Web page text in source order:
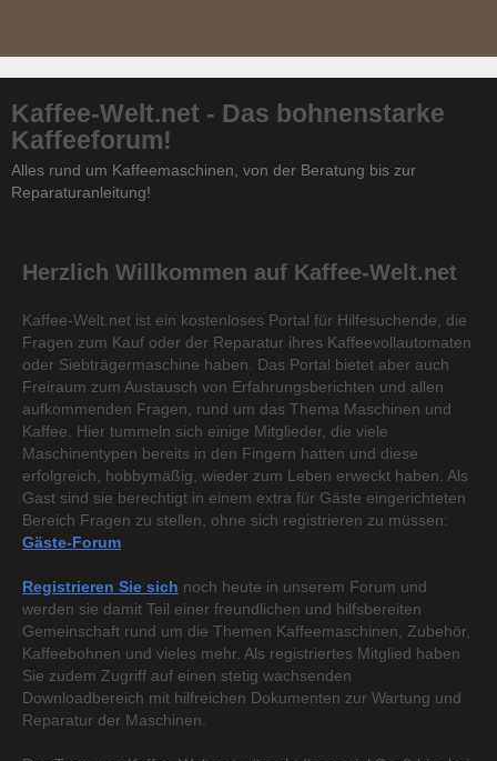
Kaffee-Welt.net - Das bohnenstarke
Kaffeeforum!
Alles rund um Kaffeemaschinen, von der Beratung bis zur
Reparaturanleitung!
Herzlich Willkommen auf Kaffee-Welt.net
Kaffee-Welt.net ist ein kostenloses Portal für Hilfesuchende, die
Fragen zum Kauf oder der Reparatur ihres Kaffeevollautomaten
oder Siebträgermaschine haben. Das Portal bietet aber auch
Freiraum zum Austausch von Erfahrungsberichten und allen
aufkommenden Fragen, rund um das Thema Maschinen und
Kaffee. Hier tummeln sich einige Mitglieder, die viele
Maschinentypen bereits in den Fingern hatten und diese
erfolgreich, hobbymäßig, wieder zum Leben erweckt haben. Als
Gast sind sie berechtigt in einem extra für Gäste eingerichteten
Bereich Fragen zu stellen, ohne sich registrieren zu müssen:
Gäste-Forum
Registrieren Sie sich noch heute in unserem Forum und
werden sie damit Teil einer freundlichen und hilfsbereiten
Gemeinschaft rund um die Themen Kaffeemaschinen, Zubehör,
Kaffeebohnen und vieles mehr. Als registriertes Mitglied haben
Sie zudem Zugriff auf einen stetig wachsenden
Downloadbereich mit hilfreichen Dokumenten zur Wartung und
Reparatur der Maschinen.